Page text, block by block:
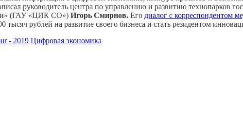
руководитель центра по управлению и развитию технопарков
(ГАУ «ЦИК СО») Игорь Смирнов. Его диалог с корреспондентом
тысяч рублей на развитие своего бизнеса и стать резидентом
- 2019 Цифровая экономика